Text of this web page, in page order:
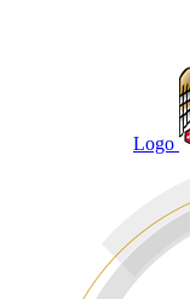
Logo